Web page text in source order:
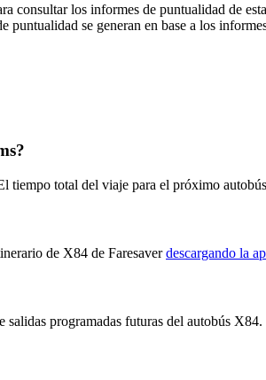
consultar los informes de puntualidad de
se generan en base a los
total del viaje para el próximo
de X84 de Faresaverdescargando la
salidas programadas futuras del autobús X84.